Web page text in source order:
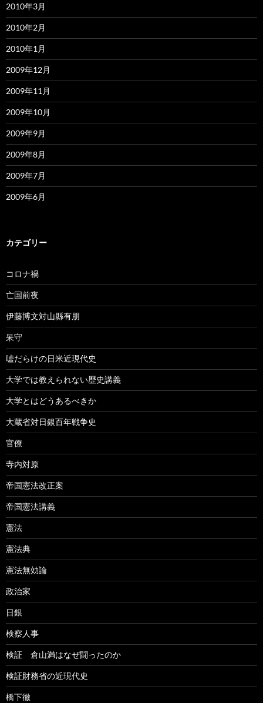
2010年3月
2010年2月
2010年1月
2009年12月
2009年11月
2009年10月
2009年9月
2009年8月
2009年7月
2009年6月
カテゴリー
コロナ禍
亡国前夜
伊藤博文対山縣有朋
呆守
嘘だらけの日米近現代史
大学では教えられない歴史講義
大学とはどうあるべきか
大蔵省対日銀百年戦争史
官僚
寺内対原
帝国憲法改正案
帝国憲法講義
憲法
憲法典
憲法無効論
政治家
日銀
検察人事
検証 倉山満はなぜ闘ったのか
検証財務省の近現代史
橋下徹